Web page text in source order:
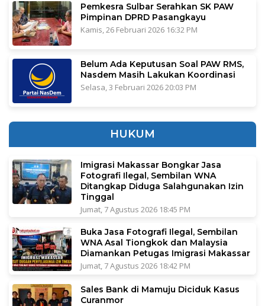
Pemkesra Sulbar Serahkan SK PAW
Pimpinan DPRD Pasangkayu
Kamis, 26 Februari 2026 16:32 PM
Belum Ada Keputusan Soal PAW RMS,
Nasdem Masih Lakukan Koordinasi
Selasa, 3 Februari 2026 20:03 PM
HUKUM
Imigrasi Makassar Bongkar Jasa
Fotografi Ilegal, Sembilan WNA
Ditangkap Diduga Salahgunakan Izin
Tinggal
Jumat, 7 Agustus 2026 18:45 PM
Buka Jasa Fotografi Ilegal, Sembilan
WNA Asal Tiongkok dan Malaysia
Diamankan Petugas Imigrasi Makassar
Jumat, 7 Agustus 2026 18:42 PM
Sales Bank di Mamuju Diciduk Kasus
Curanmor